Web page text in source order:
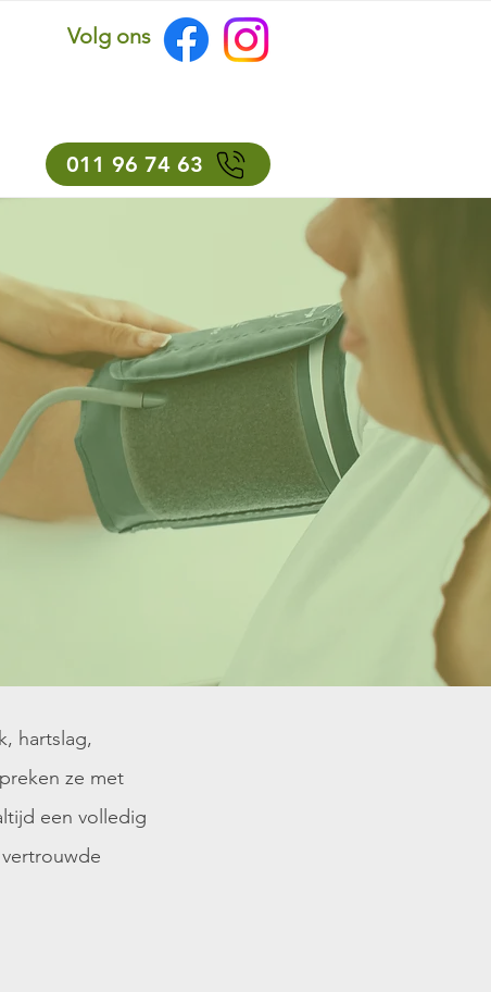
Volg ons
011 96 74 63
hartslag,
ze met
een volledig